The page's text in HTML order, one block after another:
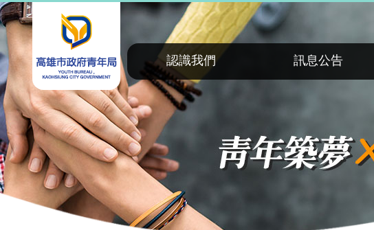
跳到主要內容區塊
認識我們 訊息公告